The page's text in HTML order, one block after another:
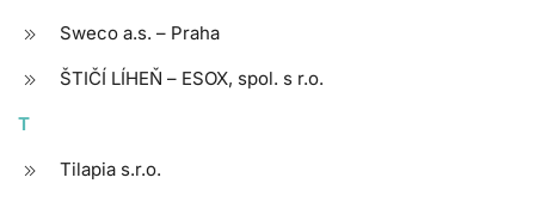
Sweco a.s. – Praha
ŠTIČÍ LÍHEŇ – ESOX, spol. s r.o.
T
Tilapia s.r.o.